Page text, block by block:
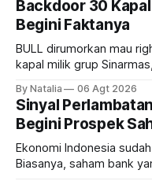
Backdoor 30
Begini Faktanya
BULL dirumorkan mau
kapal milik grup
masih menarik dilirik?
By Natalia 06 Agt 2026
Sinyal
Begini Prospek
Ekonomi Indonesia
Biasanya, saham bank